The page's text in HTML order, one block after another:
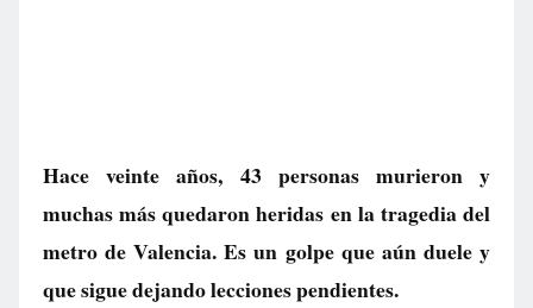
Hace veinte años, 43 personas murieron y
muchas más quedaron heridas en la tragedia del
metro de Valencia. Es un golpe que aún duele y
que sigue dejando lecciones pendientes.